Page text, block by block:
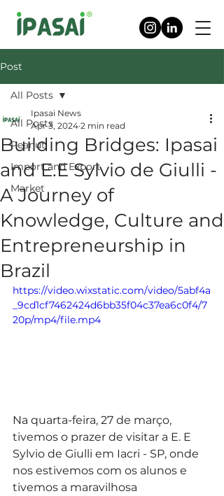
Post
All Posts
Peanut
Import and Export
Market
All Posts
Building Bridges: Ipasai
and E.E Sylvio de Giulli -
A Journey of
Knowledge, Culture and
Entrepreneurship in
Brazil
Ipasai News
Apr 3, 2024 2 min read
https://video.wixstatic.com/video/5abf4a
_9cd1cf7462424d6bb35f04c37ea6c0f4/7
20p/mp4/file.mp4
Na quarta-feira, 27 de março,
tivemos o prazer de visitar a E. E
Sylvio de Giulli em Iacri - SP, onde
nos estivemos com os alunos e
tivemos a maravilhosa